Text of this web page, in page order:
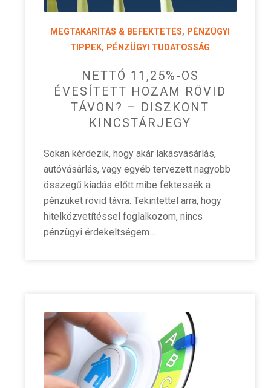
MEGTAKARÍTÁS & BEFEKTETÉS, PÉNZÜGYI
TIPPEK, PÉNZÜGYI TUDATOSSÁG
NETTÓ 11,25%-OS
ÉVESÍTETT HOZAM RÖVID
TÁVON? – DISZKONT
KINCSTÁRJEGY
Sokan kérdezik, hogy akár lakásvásárlás,
autóvásárlás, vagy egyéb tervezett nagyobb
összegű kiadás előtt mibe fektessék a
pénzüket rövid távra. Tekintettel arra, hogy
hitelközvetítéssel foglalkozom, nincs
pénzügyi érdekeltségem…